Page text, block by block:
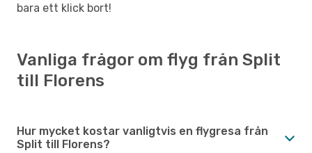
bara ett klick bort!
Vanliga frågor om flyg från Split
till Florens
Hur mycket kostar vanligtvis en flygresa från
Split till Florens?